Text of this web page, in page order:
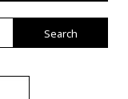
Search